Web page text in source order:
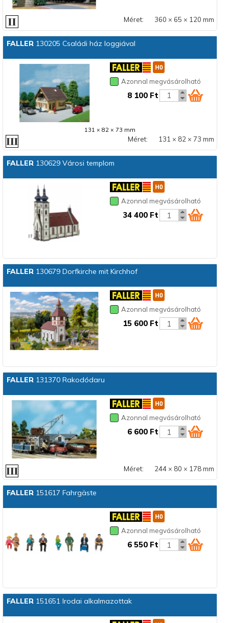
Méret: 360 × 65 × 120 mm
FALLER130205 Családi ház loggiával
Azonnal megvásárolható
8 100 Ft
131 × 82 × 73 mm
Méret: 131 × 82 × 73 mm
FALLER130629 Városi templom
Azonnal megvásárolható
34 400 Ft
FALLER130679 Dorfkirche mit Kirchhof
Azonnal megvásárolható
15 600 Ft
FALLER131370 Rakodódaru
Azonnal megvásárolható
6 600 Ft
Méret: 244 × 80 × 178 mm
FALLER151617 Fahrgäste
Azonnal megvásárolható
6 550 Ft
FALLER151651 Irodai alkalmazottak